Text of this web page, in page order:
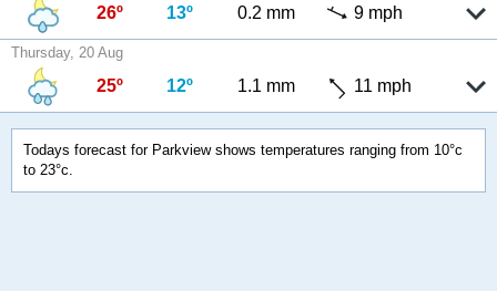
26º 13º 0.2 mm 9 mph
Thursday, 20 Aug
25º 12º 1.1 mm 11 mph
Todays forecast for Parkview shows temperatures ranging from 10°c
to 23°c.